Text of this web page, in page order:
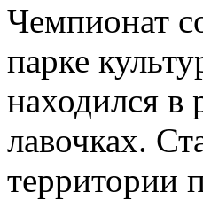
Чемпионат
парке
находился в
лавочках.
территории